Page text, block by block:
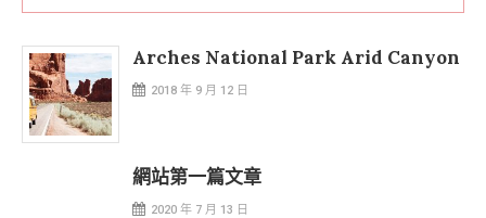
Arches National Park Arid Canyon
2018 年 9 月 12 日
網站第一篇文章
2020 年 7 月 13 日